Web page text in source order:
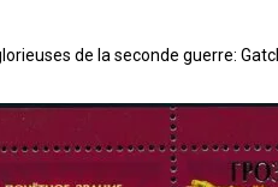
de la seconde guerre: